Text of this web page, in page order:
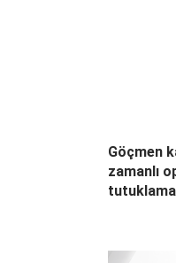
Göçmen
zamanlı
tutuklama